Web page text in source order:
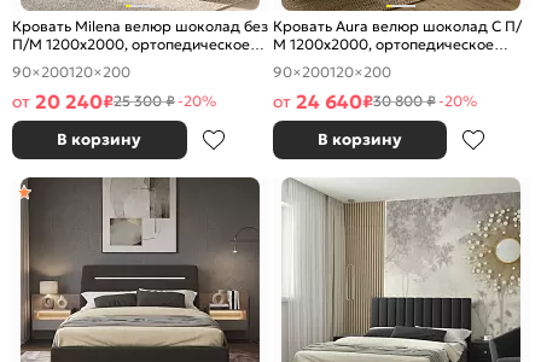
Кровать Milena велюр шоколад без
П/М 1200x2000, ортопедическое
основание, изголовье мягкое
90×200120×200
от 20 240₽25 300 ₽-20%
В корзину
Кровать Aura велюр шоколад С П/
М 1200x2000, ортопедическое
основание, изголовье мягкое
90×200120×200
от 24 640₽30 800 ₽-20%
В корзину